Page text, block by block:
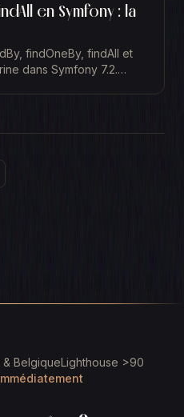
en Symfony : la
findOneBy, findAll et
dans Symfony 7.2.
& BelgiqueLighthouse >90